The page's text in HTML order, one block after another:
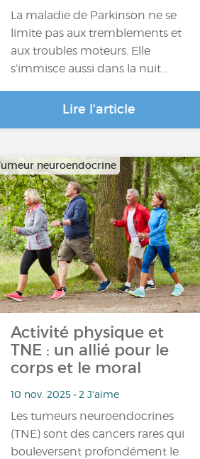
La maladie de Parkinson ne se
limite pas aux tremblements et
aux troubles moteurs. Elle
s’immisce aussi dans la nuit…
Lire l'article
neuroendocrine
Activité physique et
TNE : un allié pour le
corps et le moral
10 nov. 2025 • 2 J'aime
Les tumeurs neuroendocrines
(TNE) sont des cancers rares qui
bouleversent profondément le